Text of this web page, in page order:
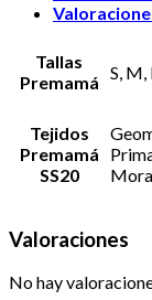
Tallas
Premamá S, M,
Tejidos
Premamá
SS20
Valoraciones
No hay